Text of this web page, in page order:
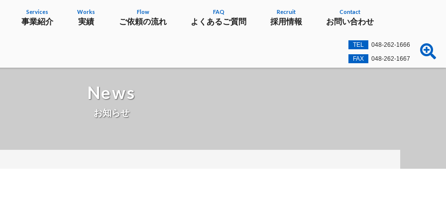
Services
事業紹介
Works
実績
Flow
ご依頼の流れ
FAQ
よくあるご質問
Recruit
採用情報
Contact
お問い合わせ
TEL
048-262-1666
FAX
048-262-1667
News
お知らせ